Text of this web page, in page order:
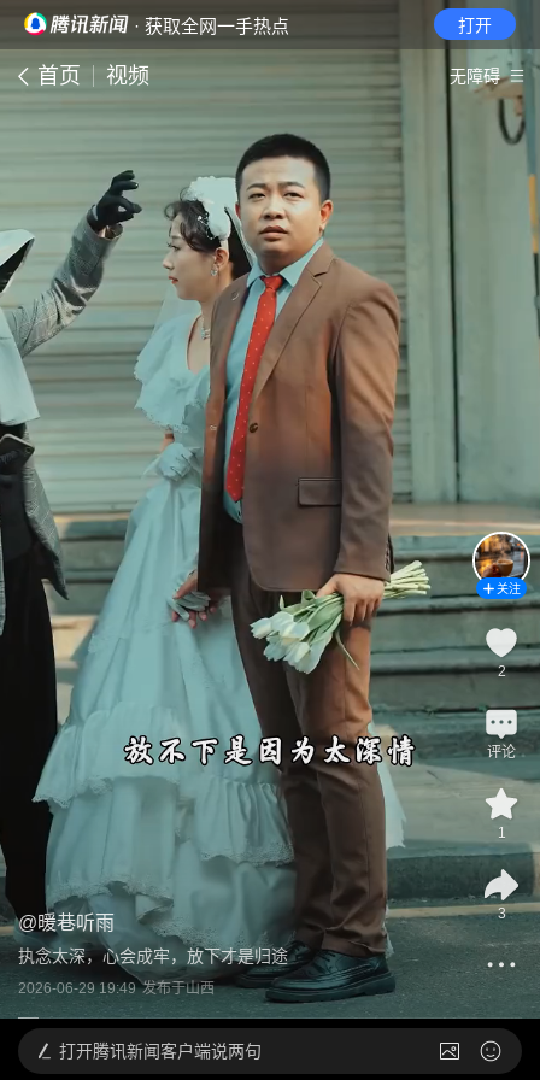
· 获取全网一手热点 打开
首页 视频 无障碍
@暖巷听雨
执念太深，心会成牢，放下才是归途
2026-06-29 19:49 发布于山西
关注
2
评论
1
3
打开腾讯新闻客户端说两句